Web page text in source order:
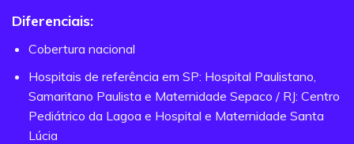
Diferenciais:
Cobertura nacional
Hospitais de referência em SP: Hospital Paulistano,
Samaritano Paulista e Maternidade Sepaco / RJ: Centro
Pediátrico da Lagoa e Hospital e Maternidade Santa
Lúcia